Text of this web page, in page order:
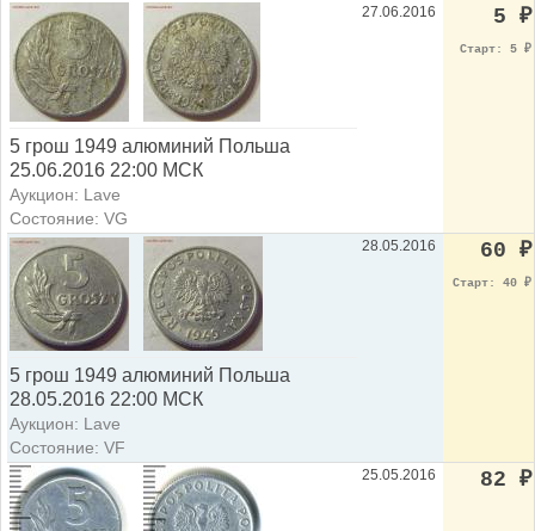
5 грош 1949 алюминий Польша
25.06.2016 22:00 МСК
Аукцион: Lave
Состояние: VG
27.06.2016 5 ₽
Старт: 5 ₽
5 грош 1949 алюминий Польша
28.05.2016 22:00 МСК
Аукцион: Lave
Состояние: VF
28.05.2016 60 ₽
Старт: 40 ₽
25.05.2016 82 ₽